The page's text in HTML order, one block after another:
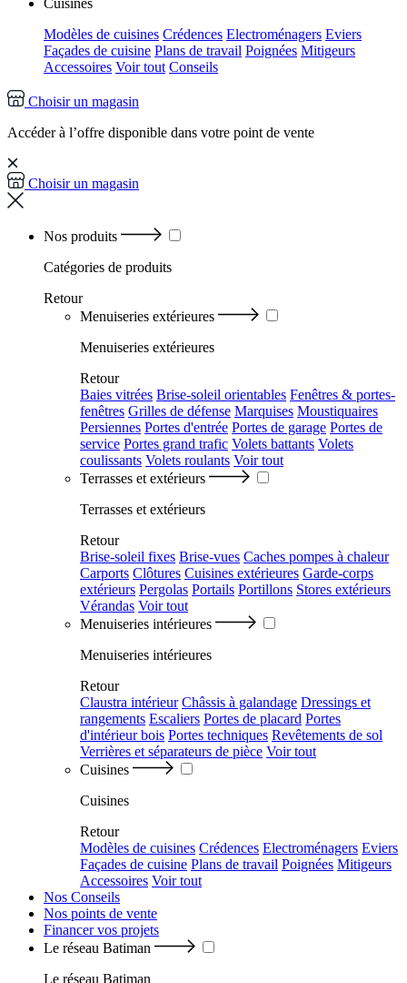
Cuisines
Modèles de cuisines Crédences Electroménagers Eviers
Façades de cuisine Plans de travail Poignées Mitigeurs
Accessoires Voir tout Conseils
Choisir un magasin
Accéder à l’offre disponible dans votre point de vente
Choisir un magasin
Nos produits
Catégories de produits
Retour
Menuiseries extérieures
Menuiseries extérieures
Retour
Baies vitrées Brise-soleil orientables Fenêtres & portes-
fenêtres Grilles de défense Marquises Moustiquaires
Persiennes Portes d'entrée Portes de garage Portes de
service Portes grand trafic Volets battants Volets
coulissants Volets roulants Voir tout
Terrasses et extérieurs
Terrasses et extérieurs
Retour
Brise-soleil fixes Brise-vues Caches pompes à chaleur
Carports Clôtures Cuisines extérieures Garde-corps
extérieurs Pergolas Portails Portillons Stores extérieurs
Vérandas Voir tout
Menuiseries intérieures
Menuiseries intérieures
Retour
Claustra intérieur Châssis à galandage Dressings et
rangements Escaliers Portes de placard Portes
d'intérieur bois Portes techniques Revêtements de sol
Verrières et séparateurs de pièce Voir tout
Cuisines
Cuisines
Retour
Modèles de cuisines Crédences Electroménagers Eviers
Façades de cuisine Plans de travail Poignées Mitigeurs
Accessoires Voir tout
Nos Conseils
Nos points de vente
Financer vos projets
Le réseau Batiman
Le réseau Batiman